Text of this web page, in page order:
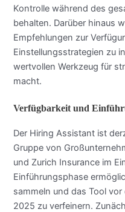
Kontrolle während des
behalten. Darüber hinaus
Empfehlungen zur
Einstellungsstrategien zu
wertvollen Werkzeug für
macht.
Verfügbarkeit und
Der Hiring Assistant ist
Gruppe von
und Zurich Insurance im
Einführungsphase
sammeln und das Tool
2025 zu verfeinern.